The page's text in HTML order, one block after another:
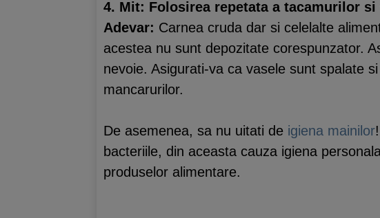
4. Mit: Folosirea repetata a tacamurilor
Adevar: Carnea cruda dar si celelalte
acestea nu sunt depozitate corespunzator.
nevoie. Asigurati-va ca vasele sunt spalate
mancarurilor.
De asemenea, sa nu uitati de igiena mainilor
bacteriile, din aceasta cauza igiena
produselor alimentare.